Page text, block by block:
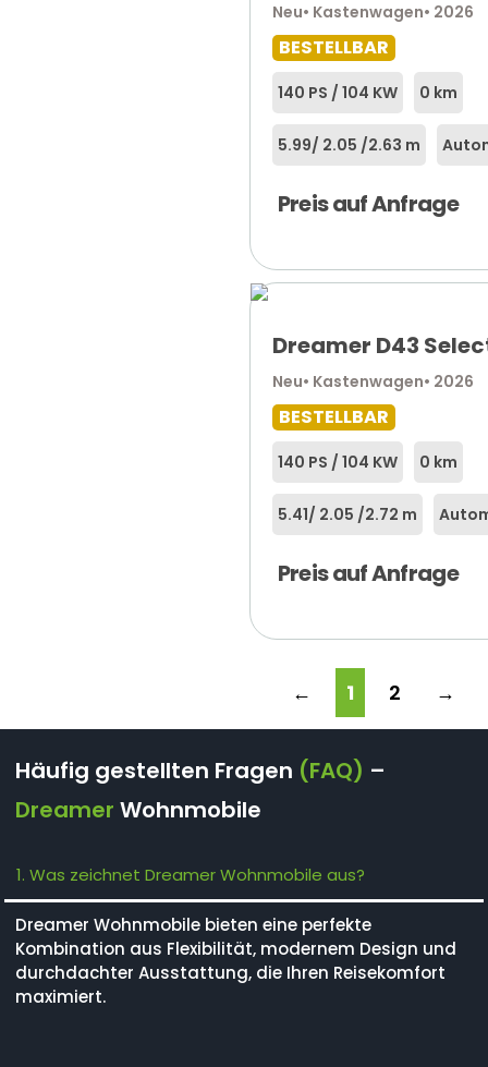
Neu• Kastenwagen• 2026
BESTELLBAR
140 PS / 104 KW 0 km
5.99/ 2.05 /2.63 m
Preis auf Anfrage
Dreamer D43
Neu• Kastenwagen• 2026
BESTELLBAR
140 PS / 104 KW 0 km
5.41/ 2.05 /2.72 m
Preis auf Anfrage
← 1 2 →
Häufig gestellten Fragen (FAQ) –
Dreamer Wohnmobile
1. Was zeichnet Dreamer Wohnmobile aus?
Dreamer Wohnmobile bieten eine perfekte
Kombination aus Flexibilität, modernem Design und
durchdachter Ausstattung, die Ihren Reisekomfort
maximiert.